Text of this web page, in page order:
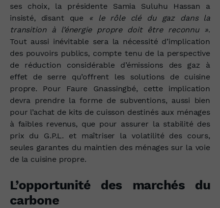
ses choix, la présidente Samia Suluhu Hassan a
insisté, disant que
« le rôle clé du gaz dans la
transition à l’énergie propre doit être reconnu ».
Tout aussi inévitable sera la nécessité d’implication
des pouvoirs publics, compte tenu de la perspective
de réduction considérable d’émissions des gaz à
effet de serre qu’offrent les solutions de cuisine
propre. Pour Faure Gnassingbé, cette implication
devra prendre la forme de subventions, aussi bien
pour l’achat de kits de cuisson destinés aux ménages
à faibles revenus, que pour assurer la stabilité des
prix du G.P.L. et maîtriser la volatilité des cours,
seules garantes du maintien des ménages sur la voie
de la cuisine propre.
L’opportunité des marchés du
carbone